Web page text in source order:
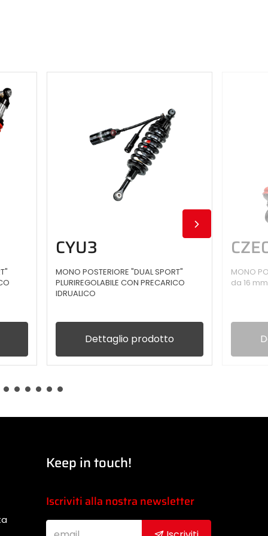
CYU3
MONO POSTERIORE "DUAL SPORT"
PLURIREGOLABILE CON PRECARICO
IDRUALICO
Dettaglio prodotto
MONO
da 16
Keep in touch!
Iscriviti alla nostra newsletter